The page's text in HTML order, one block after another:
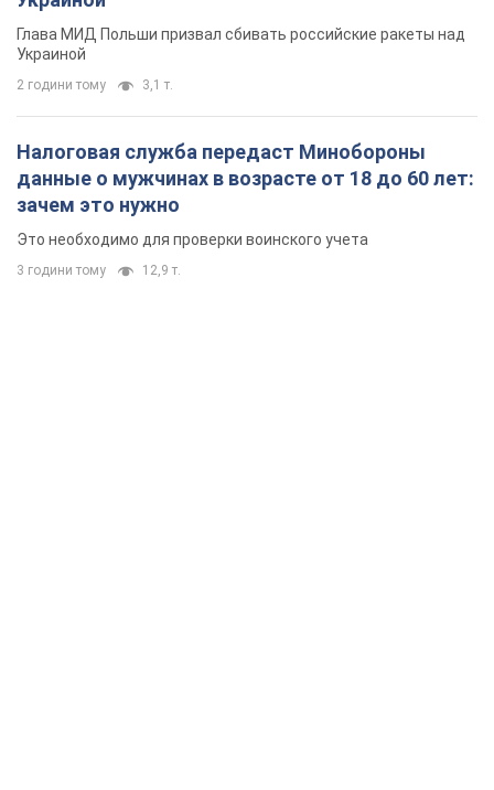
Глава МИД Польши призвал сбивать российские ракеты над
Украиной
2 години тому 3,1 т.
Налоговая служба передаст Минобороны
данные о мужчинах в возрасте от 18 до 60 лет:
зачем это нужно
Это необходимо для проверки воинского учета
3 години тому 12,9 т.